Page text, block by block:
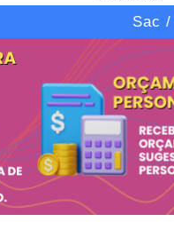
CONJUNTOS DE
Sac /